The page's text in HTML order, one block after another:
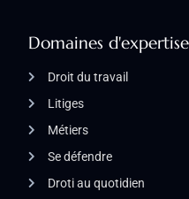
Domaines d'expertise
Droit du travail
Litiges
Métiers
Se défendre
Droti au quotidien